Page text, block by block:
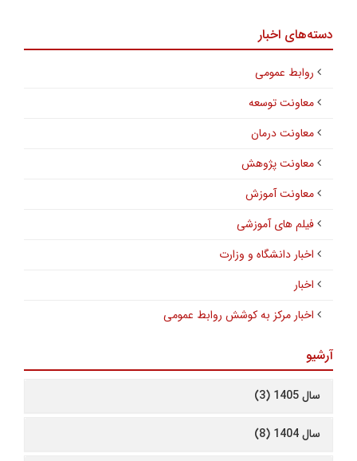
دسته‌های اخبار
روابط عمومی
معاونت توسعه
معاونت درمان
معاونت پژوهش
معاونت آموزش
فیلم های آموزشی
اخبار دانشگاه و وزارت
اخبار
اخبار مرکز به کوشش روابط عمومی
آرشیو
سال 1405 (3)
سال 1404 (8)